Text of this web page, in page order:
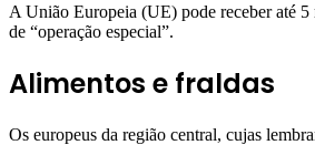
A União Europeia (UE) pode receber até 5
de “operação especial”.
Alimentos e fraldas
Os europeus da região central, cujas